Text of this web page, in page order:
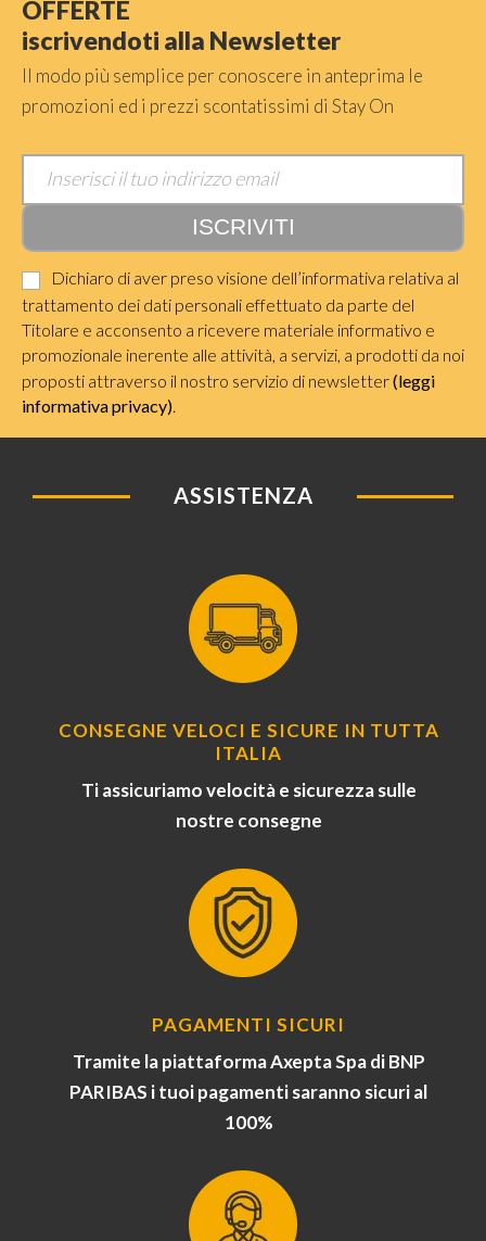
OFFERTE
iscrivendoti alla Newsletter
Il modo più semplice per conoscere in anteprima le
promozioni ed i prezzi scontatissimi di Stay On
Dichiaro di aver preso visione dell’informativa relativa al
trattamento dei dati personali effettuato da parte del
Titolare e acconsento a ricevere materiale informativo e
promozionale inerente alle attività, a servizi, a prodotti da noi
proposti attraverso il nostro servizio di newsletter(leggi
informativa privacy).
ASSISTENZA
CONSEGNE VELOCI E SICURE IN TUTTA
ITALIA
Ti assicuriamo velocità e sicurezza sulle
nostre consegne
PAGAMENTI SICURI
Tramite la piattaforma Axepta Spa di BNP
PARIBAS i tuoi pagamenti saranno sicuri al
100%